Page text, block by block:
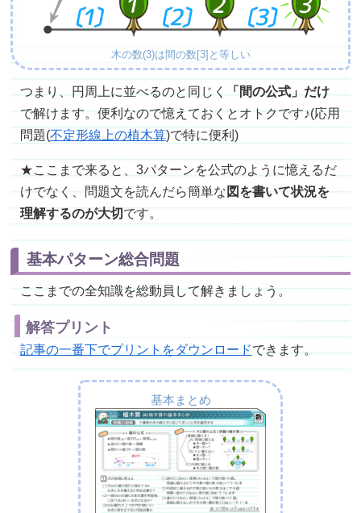
木の数(3)は間の数[3]と等しい
つまり、円周上に並べるのと同じく
「間の公式」だけ
で解けます。便利なので憶えておくとオトクです♪(応用
問題(不定形線上の植木算)で特に便利)
★ここまで来ると、3パターンを公式のように憶えるだ
けでなく、問題文を読んだら簡単な 図を書いて状況を
理解するのが大切です。
基本パターン総合問題
ここまでの全知識を総動員して解きましょう。
解答プリント
記事の一番下でプリントをダウンロードできます。
基本まとめ